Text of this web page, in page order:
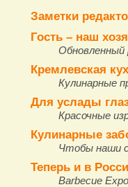
Заметки
Гость – наш
Кремлевская
Кулинарные
Для услады
Красочные
Кулинарные
Чтобы наши
Теперь и в
Barbecue